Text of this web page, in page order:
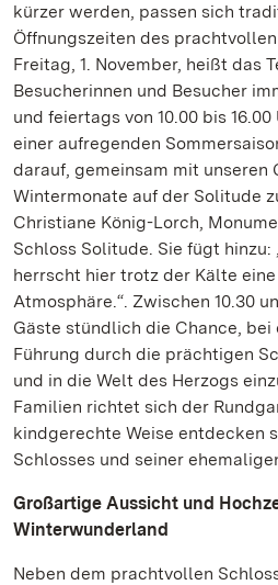
kürzer werden, passen sich
Öffnungszeiten des
Freitag, 1. November, heißt das
Besucherinnen und Besucher
und feiertags von 10.00 bis
einer aufregenden
darauf, gemeinsam mit unseren
Wintermonate auf der Solitude
Christiane König-Lorch,
Schloss Solitude. Sie fügt
herrscht hier trotz der Kälte
Atmosphäre.“. Zwischen 10.30
Gäste stündlich die Chance, bei
Führung durch die prächtigen
und in die Welt des Herzogs
Familien richtet sich der
kindgerechte Weise entdecken
Schlosses und seiner
Großartige Aussicht und
Winterwunderland
Neben dem prachtvollen